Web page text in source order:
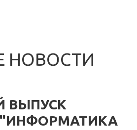
НОВОСТИ
ВЫПУСК